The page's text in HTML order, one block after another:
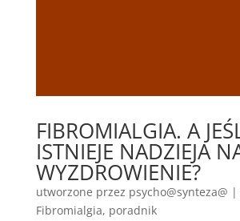
FIBROMIALGIA. A
ISTNIEJE NADZIEJA
WYZDROWIENIE?
utworzone przez psycho@synteza@ |
Fibromialgia, poradnik